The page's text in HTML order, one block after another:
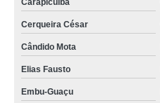
Carapicuíba
Cerqueira César
Cândido Mota
Elias Fausto
Embu-Guaçu